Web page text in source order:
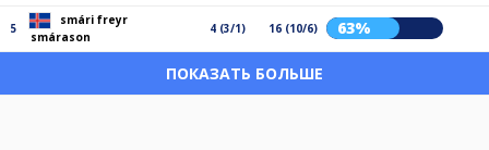
5
smári freyr
smárason
4 (3/1) 16 (10/6) 63%
ПОКАЗАТЬ БОЛЬШЕ